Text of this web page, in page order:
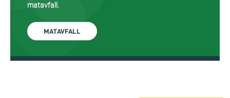
matavfall.
MATAVFALL